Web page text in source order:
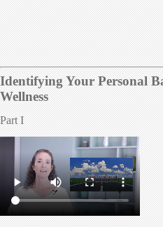
Identifying Your Personal
Wellness
Part I